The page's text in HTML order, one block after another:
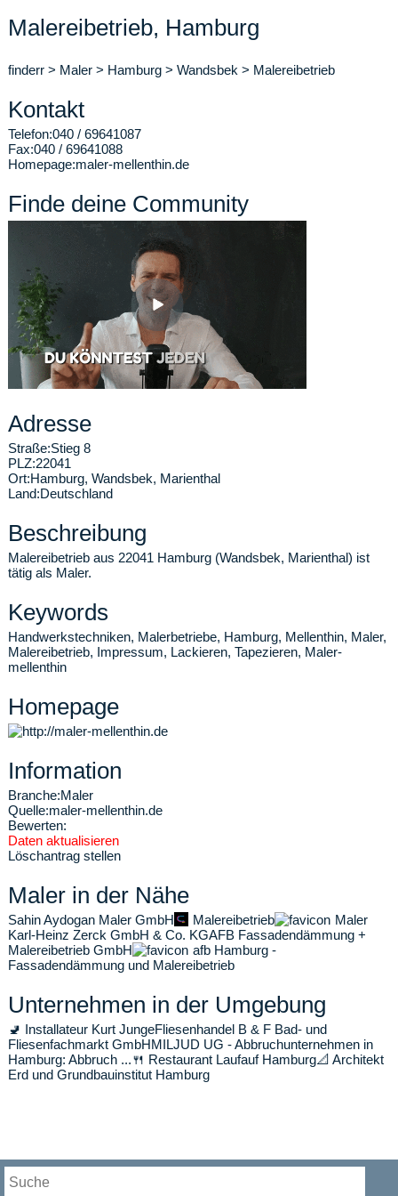
Malereibetrieb, Hamburg
finderr > Maler > Hamburg > Wandsbek > Malereibetrieb
Kontakt
Telefon:040 / 69641087
Fax:040 / 69641088
Homepage:maler-mellenthin.de
Finde deine Community
Adresse
Straße:Stieg 8
PLZ:22041
Ort:Hamburg, Wandsbek, Marienthal
Land:Deutschland
Beschreibung
Malereibetrieb aus 22041 Hamburg (Wandsbek, Marienthal) ist
tätig als Maler.
Keywords
Handwerkstechniken, Malerbetriebe, Hamburg, Mellenthin, Maler,
Malereibetrieb, Impressum, Lackieren, Tapezieren, Maler-
mellenthin
Homepage
Information
Branche:Maler
Quelle:maler-mellenthin.de
Bewerten:
Daten aktualisieren
Löschantrag stellen
Maler in der Nähe
Sahin Aydogan Maler GmbH Malereibetrieb
Maler
Karl-Heinz Zerck GmbH & Co. KGAFB Fassadendämmung +
Malereibetrieb GmbH
afb Hamburg -
Fassadendämmung und Malereibetrieb
Unternehmen in der Umgebung
🚽 Installateur Kurt JungeFliesenhandel B & F Bad- und
Fliesenfachmarkt GmbHMILJUD UG - Abbruchunternehmen in
Hamburg: Abbruch ...🍴 Restaurant Laufauf Hamburg📐 Architekt
Erd und Grundbauinstitut Hamburg